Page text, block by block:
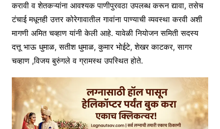
करावी व शेतकऱ्यांना आवश्यक पाणीपुरवठा उपलब्ध करून द्यावा, तसेच
टंचाई मधूनही उत्तर कोरेगावातील गावांना पाण्याची व्यवस्था करवी अशी
मागणी अमित चव्हाण यांनी केली आहे. यावेळी नियोजन समिती सदस्य
दत्तू भाऊ धुमाळ, सतीश धुमाळ, कुमार भोईटे, शेखर काटकर, सागर
चव्हाण ,विजय बुरुंगले व ग्रामस्थ उपस्थित होते.